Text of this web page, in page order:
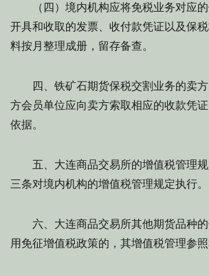
（四）境内机构应将免税业务对应的
开具和收取的发票、收付款凭证以及保
料按月整理成册，留存备查。
四、铁矿石期货保税交割业务的卖方
方会员单位应向卖方索取相应的收款凭
依据。
五、大连商品交易所的增值税管理规
三条对境内机构的增值税管理规定执行。
六、大连商品交易所其他期货品种的
用免征增值税政策的，其增值税管理参照